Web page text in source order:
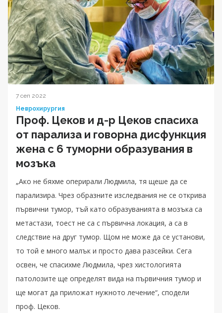
7 сеп 2022
Неврохирургия
Проф. Цеков и д-р Цеков спасиха
от парализа и говорна дисфункция
жена с 6 туморни образувания в
мозъка
„Ако не бяхме оперирали Людмила, тя щеше да се
парализира. Чрез образните изследвания не се открива
първични тумор, тъй като образуванията в мозъка са
метастази, тоест не са с първична локация, а са в
следствие на друг тумор. Щом не може да се установи,
то той е много малък и просто дава разсейки. Сега
освен, че спасихме Людмила, чрез хистологията
патолозите ще определят вида на първичния тумор и
ще могат да приложат нужното лечение“, сподели
проф. Цеков.